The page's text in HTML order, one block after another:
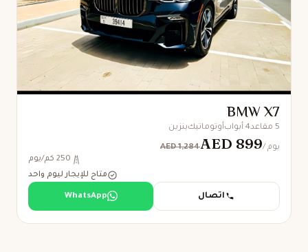
BMW X7
5 مقاعد 4 أبواب أوتوماتيكبنزين
AED 1,284AED 899 / يوم
250 كم/يوم
متاح للإيجار ليوم واحد
اتصال WhatsApp